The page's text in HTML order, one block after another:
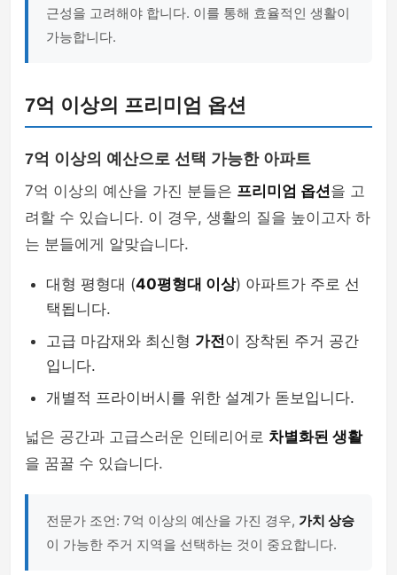
근성을 고려해야 합니다. 이를 통해 효율적인 생활이
가능합니다.
7억 이상의 프리미엄 옵션
7억 이상의 예산으로 선택 가능한 아파트
7억 이상의 예산을 가진 분들은 프리미엄 옵션을 고
려할 수 있습니다. 이 경우, 생활의 질을 높이고자 하
는 분들에게 알맞습니다.
대형 평형대 (40평형대 이상) 아파트가 주로 선
택됩니다.
고급 마감재와 최신형 가전이 장착된 주거 공간
입니다.
개별적 프라이버시를 위한 설계가 돋보입니다.
넓은 공간과 고급스러운 인테리어로 차별화된 생활
을 꿈꿀 수 있습니다.
전문가 조언: 7억 이상의 예산을 가진 경우, 가치 상승
이 가능한 주거 지역을 선택하는 것이 중요합니다.